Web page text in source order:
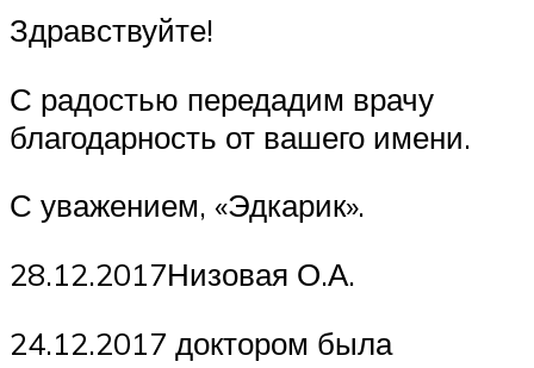
Здравствуйте!
С радостью передадим врачу
благодарность от вашего имени.
С уважением, «Эдкарик».
28.12.2017Низовая О.А.
24.12.2017 доктором была